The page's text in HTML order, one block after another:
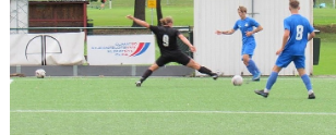
KONTAKT